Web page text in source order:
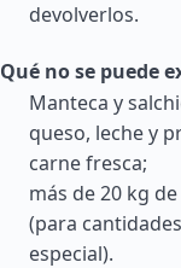
devolverlos.
Qué no se puede
Manteca y
queso, leche y
carne fresca;
más de 20 kg
(para
especial).